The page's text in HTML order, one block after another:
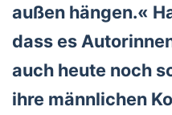
außen hän­gen.«
dass es
auch heu­te noch
ihre männ­li­chen